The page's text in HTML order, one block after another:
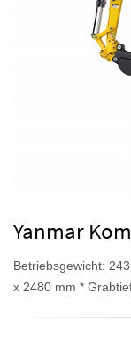
Yanmar
Betriebsgewicht:
x 2480 mm *